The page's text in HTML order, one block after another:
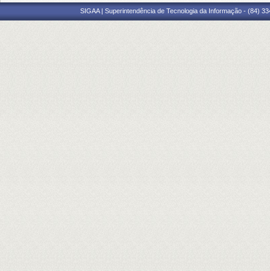
SIGAA | Superintendência de Tecnologia da Informação - (84)